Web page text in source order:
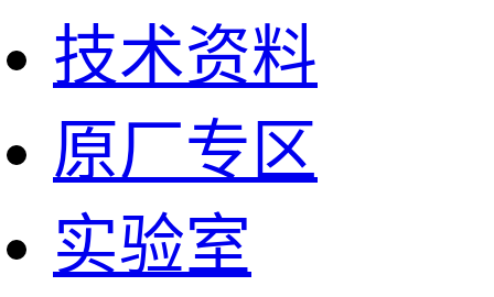
技术资料
原厂专区
实验室